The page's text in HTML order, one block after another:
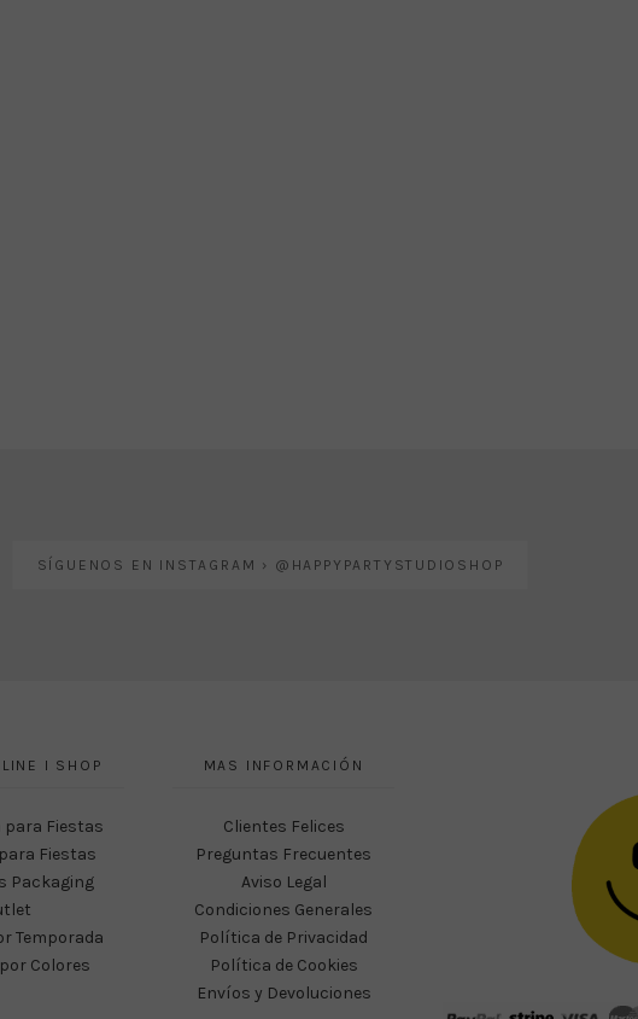
SÍGUENOS EN INSTAGRAM › @HAPPYPARTYSTUDIOSHOP
I SHOP
para Fiestas
Fiestas
Packaging
Temporada
Colores
MAS INFORMACIÓN
Clientes Felices
Preguntas Frecuentes
Aviso Legal
Condiciones Generales
Política de Privacidad
Política de Cookies
Envíos y Devoluciones